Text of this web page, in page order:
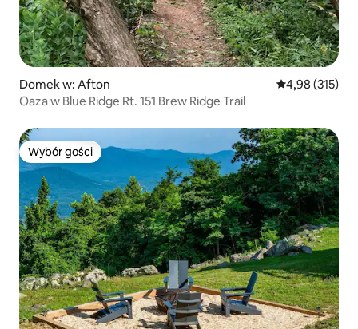
Domek w: Afton Średnia
4,98 (315)
Oaza w Blue Ridge Rt. 151 Brew Ridge Trail
Wybór gości
Wybór gości